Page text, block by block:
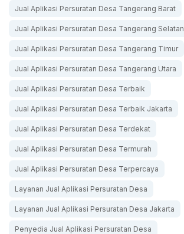
Jual Aplikasi Persuratan Desa Tangerang Barat
Jual Aplikasi Persuratan Desa Tangerang Selatan
Jual Aplikasi Persuratan Desa Tangerang Timur
Jual Aplikasi Persuratan Desa Tangerang Utara
Jual Aplikasi Persuratan Desa Terbaik
Jual Aplikasi Persuratan Desa Terbaik Jakarta
Jual Aplikasi Persuratan Desa Terdekat
Jual Aplikasi Persuratan Desa Termurah
Jual Aplikasi Persuratan Desa Terpercaya
Layanan Jual Aplikasi Persuratan Desa
Layanan Jual Aplikasi Persuratan Desa Jakarta
Penyedia Jual Aplikasi Persuratan Desa